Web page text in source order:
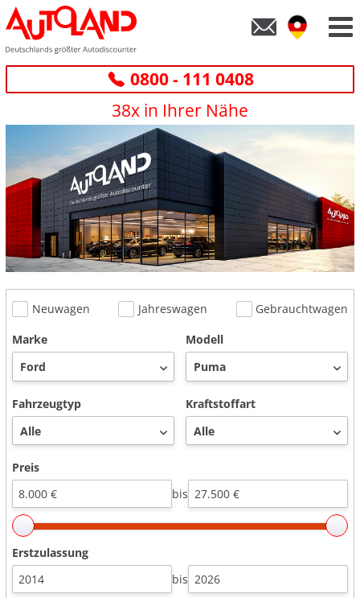
0800 - 111 0408
38x in Ihrer Nähe
Neuwagen Jahreswagen
Gebrauchtwagen
Marke
Modell
Fahrzeugtyp Kraftstoffart
Preis
bis
Erstzulassung
bis